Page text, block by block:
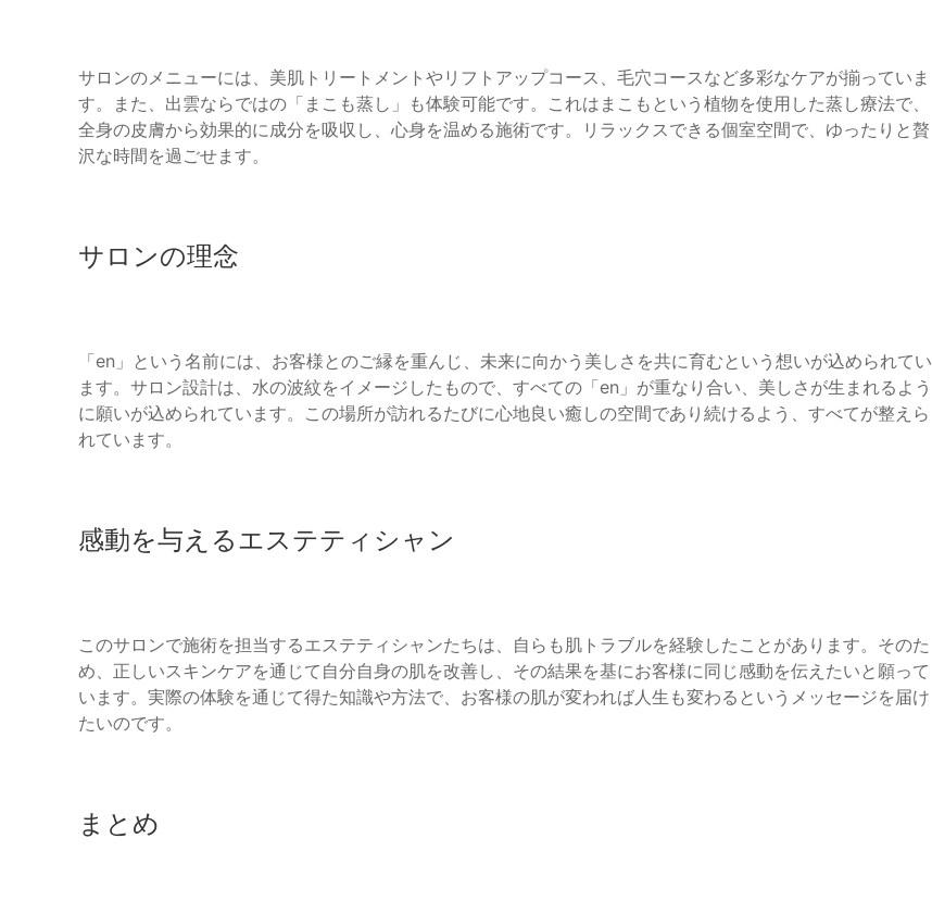
サロンのメニューには、美肌トリートメントやリフトアップコース、毛穴コースなど多彩なケアが揃っていま
す。また、出雲ならではの「まこも蒸し」も体験可能です。これはまこもという植物を使用した蒸し療法で、
全身の皮膚から効果的に成分を吸収し、心身を温める施術です。リラックスできる個室空間で、ゆったりと贅
沢な時間を過ごせます。
サロンの理念
「en」という名前には、お客様とのご縁を重んじ、未来に向かう美しさを共に育むという想いが込められてい
ます。サロン設計は、水の波紋をイメージしたもので、すべての「en」が重なり合い、美しさが生まれるよう
に願いが込められています。この場所が訪れるたびに心地良い癒しの空間であり続けるよう、すべてが整えら
れています。
感動を与えるエステティシャン
このサロンで施術を担当するエステティシャンたちは、自らも肌トラブルを経験したことがあります。そのた
め、正しいスキンケアを通じて自分自身の肌を改善し、その結果を基にお客様に同じ感動を伝えたいと願って
います。実際の体験を通じて得た知識や方法で、お客様の肌が変われば人生も変わるというメッセージを届け
たいのです。
まとめ